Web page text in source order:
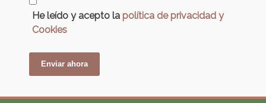
He leído y acepto la política de privacidad y
Cookies
Enviar ahora